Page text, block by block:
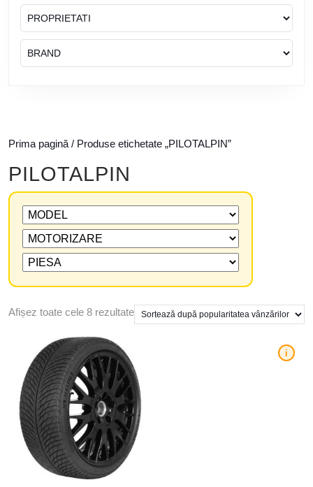
Prima pagină / Produse etichetate „PILOTALPIN”
PILOTALPIN
Afișez toate cele 8 rezultate
i